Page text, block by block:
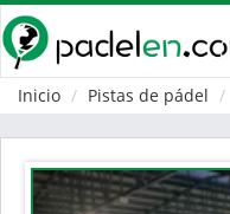
Inicio
Pistas de pádel